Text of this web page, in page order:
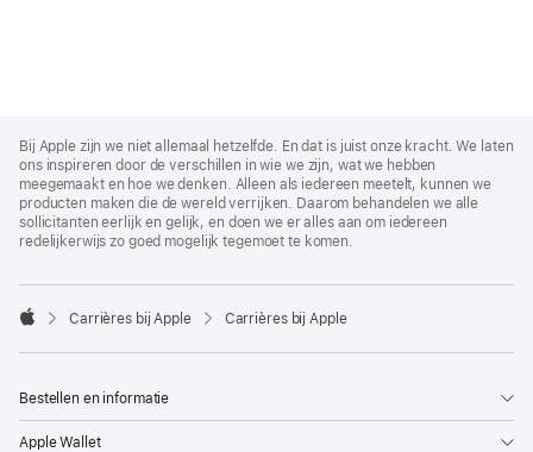
Footer
Bij Apple zijn we niet allemaal hetzelfde. En dat is juist onze kracht. We laten
ons inspireren door de verschillen in wie we zijn, wat we hebben
meegemaakt en hoe we denken. Alleen als iedereen meetelt, kunnen we
producten maken die de wereld verrijken. Daarom behandelen we alle
sollicitanten eerlijk en gelijk, en doen we er alles aan om iedereen
redelijkerwijs zo goed mogelijk tegemoet te komen.

Carrières bij Apple Carrières bij Apple
Bestellen en informatie
Apple Wallet